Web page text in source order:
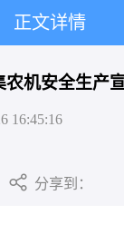
正文详情
农机安全生产
16:45:16
分享到：